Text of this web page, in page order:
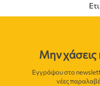
Μην
Εγγράψου στο
νέες